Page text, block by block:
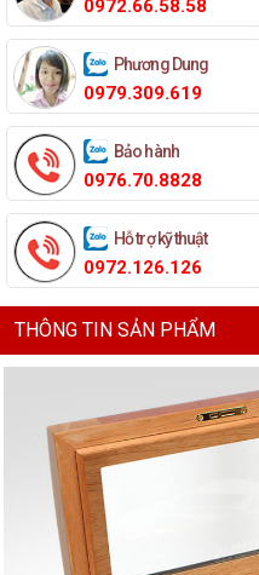
0972.66.58.58
Phương Dung
0979.309.619
Bảo hành
0976.70.8828
Hỗ trợ kỹ thuật
0972.126.126
THÔNG TIN SẢN PHẨM